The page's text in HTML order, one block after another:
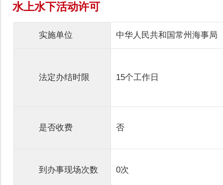
水上水下活动许可
实施单位 中华人民共和国常州海事局
法定办结时限 15个工作日
是否收费 否
到办事现场次数 0次